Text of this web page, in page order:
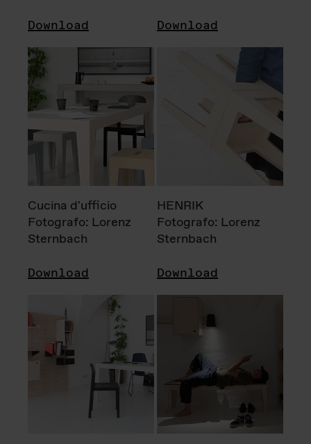
Download Download
Cucina d'ufficio
Fotografo: Lorenz
Sternbach
Download
HENRIK
Fotografo: Lorenz
Sternbach
Download